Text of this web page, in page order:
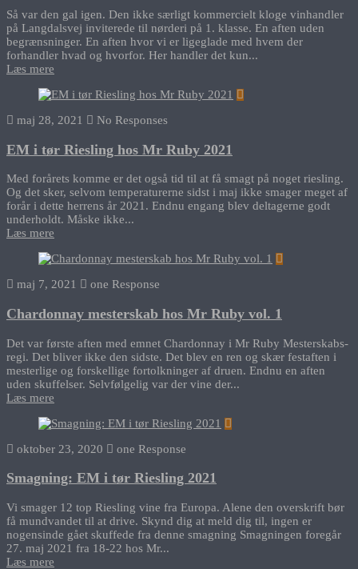
Så var den gal igen. Den ikke særligt kommercielt kloge vinhandler
på Langdalsvej inviterede til nørderi på 1. klasse. En aften uden
begrænsninger. En aften hvor vi er ligeglade med hvem der
forhandler hvad og hvorfor. Her handler det kun...
Læs mere
maj 28, 2021 No Responses
EM i tør Riesling hos Mr Ruby 2021
Med forårets komme er det også tid til at få smagt på noget riesling.
Og det sker, selvom temperaturerne sidst i maj ikke smager meget af
forår i dette herrens år 2021. Endnu engang blev deltagerne godt
underholdt. Måske ikke...
Læs mere
maj 7, 2021 one Response
Chardonnay mesterskab hos Mr Ruby vol. 1
Det var første aften med emnet Chardonnay i Mr Ruby Mesterskabs-
regi. Det bliver ikke den sidste. Det blev en ren og skær festaften i
mesterlige og forskellige fortolkninger af druen. Endnu en aften
uden skuffelser. Selvfølgelig var der vine der...
Læs mere
oktober 23, 2020 one Response
Smagning: EM i tør Riesling 2021
Vi smager 12 top Riesling vine fra Europa. Alene den overskrift bør
få mundvandet til at drive. Skynd dig at meld dig til, ingen er
nogensinde gået skuffede fra denne smagning Smagningen foregår
27. maj 2021 fra 18-22 hos Mr...
Læs mere